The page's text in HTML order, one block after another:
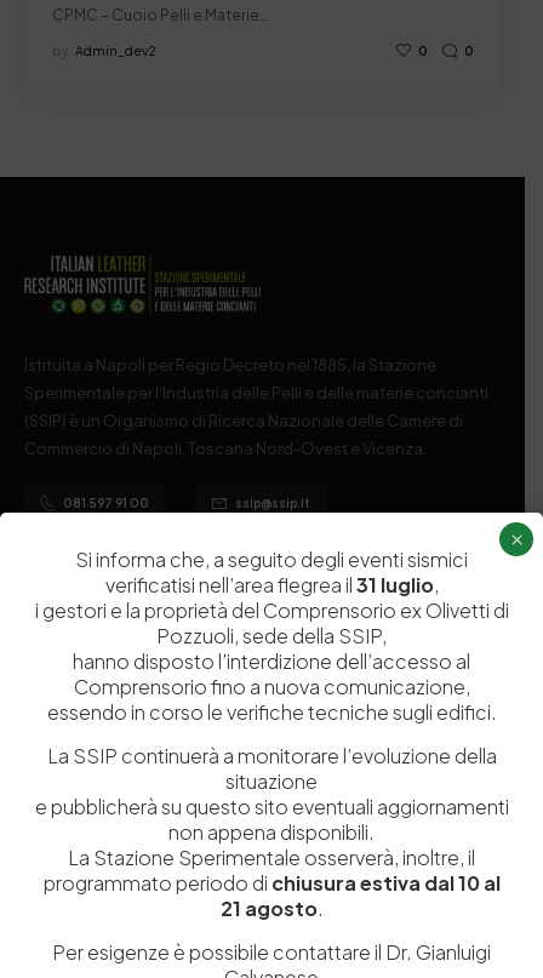
CPMC – Cuoio Pelli e Materie…
by Admin_dev2 0 0
Istituita a Napoli per Regio Decreto nel 1885, la Stazione
Sperimentale per l’Industria delle Pelli e delle materie concianti
(SSIP) è un Organismo di Ricerca Nazionale delle Camere di
Commercio di Napoli, Toscana Nord-Ovest e Vicenza.
081 597 91 00 ssip@ssip.it
Servizi
Ricerca e Sviluppo
Formazione
Contribuenti
Contatti
Laboratori
Dipartimenti di ricerca
Biblioteca
Politecnico del Cuoio
Tutela Whistleblowing
Amministrazione Trasparente
Si informa che, a seguito degli eventi sismici
verificatisi nell’area flegrea il31 luglio,
i gestori e la proprietà del Comprensorio ex Olivetti di
Pozzuoli, sede della SSIP,
hanno disposto l’interdizione dell’accesso al
Comprensorio fino a nuova comunicazione,
essendo in corso le verifiche tecniche sugli edifici.
La SSIP continuerà a monitorare l’evoluzione della
situazione
e pubblicherà su questo sito eventuali aggiornamenti
non appena disponibili.
La Stazione Sperimentale osserverà, inoltre, il
programmato periodo di chiusura estiva dal 10 al
21 agosto.
Per esigenze è possibile contattare il Dr. Gianluigi
×